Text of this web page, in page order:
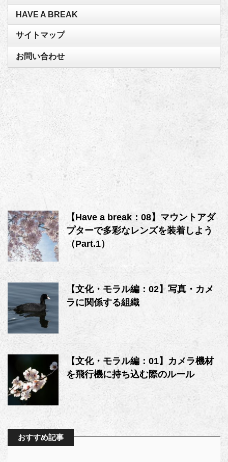
HAVE A BREAK
サイトマップ
お問い合わせ
【Have a break：08】マウントアダ
プターで多彩なレンズを装着しよう
（Part.1）
【文化・モラル編：02】写真・カメ
ラに関係する組織
【文化・モラル編：01】カメラ機材
を飛行機に持ち込む際のルール
おすすめ記事